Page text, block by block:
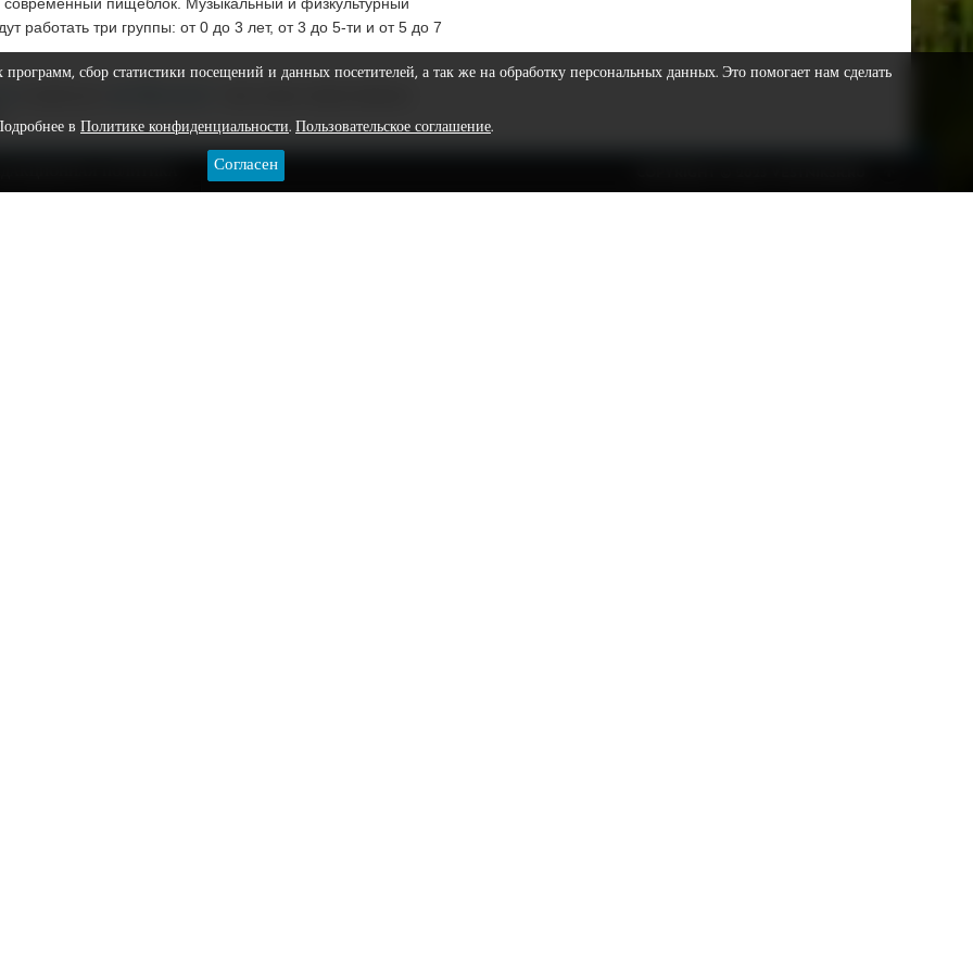
работать три группы: от 0 до 3 лет, от 3 до 5-ти и от 5 до 7
сбор статистики посещений и данных посетителей, а так же на обработку персональных данных. Это помогает нам сделать
в Политике конфиденциальности. Пользовательское соглашение.
Согласен